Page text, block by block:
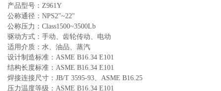
产品型号：Z961Y
公称通径：NPS2"~22"
公称压力：Class1500~3500Lb
驱动方式：手动、齿轮传动、电动
适用介质：水、油品、蒸汽
设计制造标准：ASME B16.34 E101
结构长度标准：ASME B16.34 E101
焊接连接尺寸：JB/T 3595-93、ASME B16.25
压力温度等级：ASME B16.34 E101